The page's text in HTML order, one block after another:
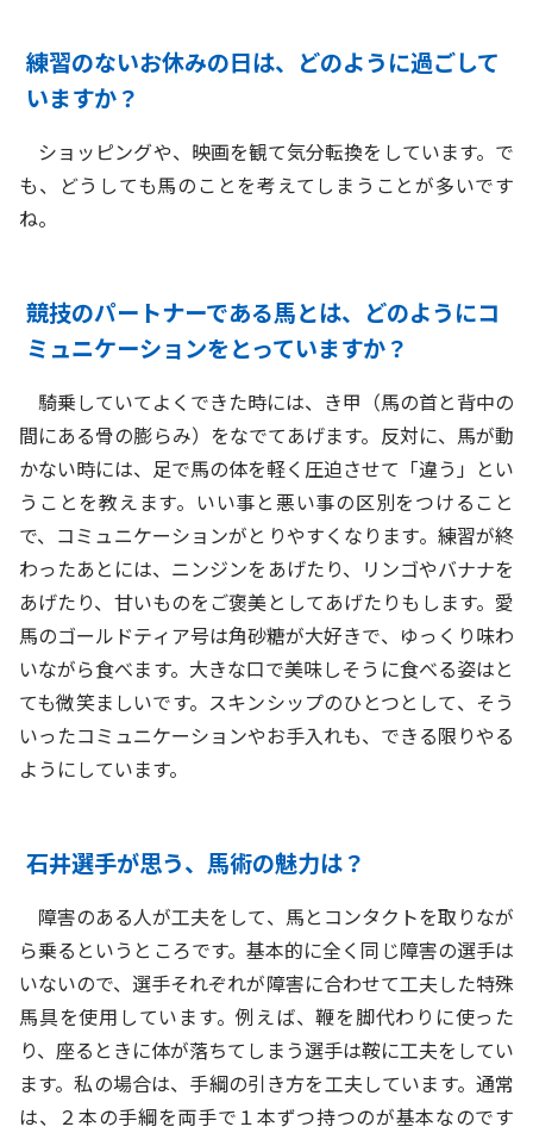
練習のないお休みの日は、どのように過ごして
いますか？
ショッピングや、映画を観て気分転換をしています。で
も、どうしても馬のことを考えてしまうことが多いです
ね。
競技のパートナーである馬とは、どのようにコ
ミュニケーションをとっていますか？
騎乗していてよくできた時には、き甲（馬の首と背中の
間にある骨の膨らみ）をなでてあげます。反対に、馬が動
かない時には、足で馬の体を軽く圧迫させて「違う」とい
うことを教えます。いい事と悪い事の区別をつけること
で、コミュニケーションがとりやすくなります。練習が終
わったあとには、ニンジンをあげたり、リンゴやバナナを
あげたり、甘いものをご褒美としてあげたりもします。愛
馬のゴールドティア号は角砂糖が大好きで、ゆっくり味わ
いながら食べます。大きな口で美味しそうに食べる姿はと
ても微笑ましいです。スキンシップのひとつとして、そう
いったコミュニケーションやお手入れも、できる限りやる
ようにしています。
石井選手が思う、馬術の魅力は？
障害のある人が工夫をして、馬とコンタクトを取りなが
ら乗るというところです。基本的に全く同じ障害の選手は
いないので、選手それぞれが障害に合わせて工夫した特殊
馬具を使用しています。例えば、鞭を脚代わりに使った
り、座るときに体が落ちてしまう選手は鞍に工夫をしてい
ます。私の場合は、手綱の引き方を工夫しています。通常
は、２本の手綱を両手で１本ずつ持つのが基本なのです